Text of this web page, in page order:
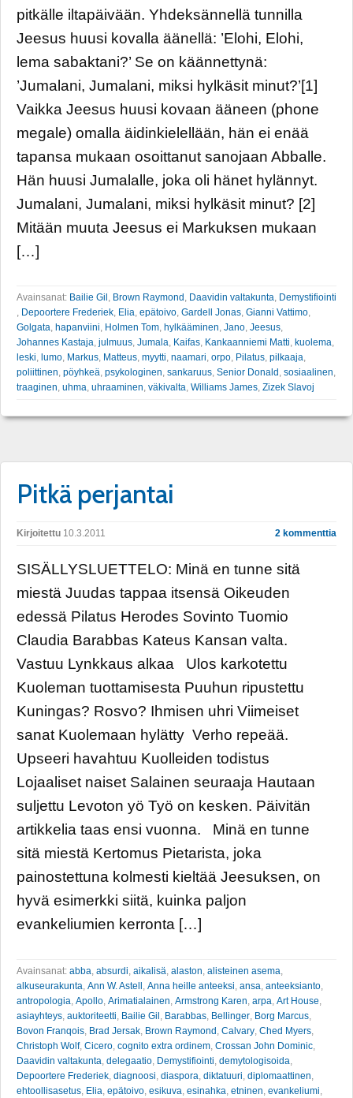
pitkälle iltapäivään. Yhdeksännellä tunnilla
Jeesus huusi kovalla äänellä: ’Elohi, Elohi,
lema sabaktani?’ Se on käännettynä:
’Jumalani, Jumalani, miksi hylkäsit minut?’[1]
Vaikka Jeesus huusi kovaan ääneen (phone
megale) omalla äidinkielellään, hän ei enää
tapansa mukaan osoittanut sanojaan Abballe.
Hän huusi Jumalalle, joka oli hänet hylännyt.
Jumalani, Jumalani, miksi hylkäsit minut? [2]
Mitään muuta Jeesus ei Markuksen mukaan
[…]
Avainsanat: Bailie Gil , Brown Raymond , Daavidin valtakunta, Demystifiointi
, Depoortere Frederiek, Elia, epätoivo, Gardell Jonas, Gianni Vattimo,
Golgata, hapanviini, Holmen Tom, hylkääminen, Jano, Jeesus,
Johannes Kastaja, julmuus, Jumala, Kaifas, Kankaanniemi Matti, kuolema,
leski, lumo, Markus, Matteus, myytti, naamari, orpo, Pilatus, pilkaaja,
poliittinen, pöyhkeä, psykologinen, sankaruus, Senior Donald , sosiaalinen,
traaginen, uhma, uhraaminen, väkivalta, Williams James, Zizek Slavoj
Pitkä perjantai
Kirjoitettu 10.3.2011 2 kommenttia
SISÄLLYSLUETTELO: Minä en tunne sitä
miestä Juudas tappaa itsensä Oikeuden
edessä Pilatus Herodes Sovinto Tuomio
Claudia Barabbas Kateus Kansan valta.
Vastuu Lynkkaus alkaa Ulos karkotettu
Kuoleman tuottamisesta Puuhun ripustettu
Kuningas? Rosvo? Ihmisen uhri Viimeiset
sanat Kuolemaan hylätty Verho repeää.
Upseeri havahtuu Kuolleiden todistus
Lojaaliset naiset Salainen seuraaja Hautaan
suljettu Levoton yö Työ on kesken. Päivitän
artikkelia taas ensi vuonna. Minä en tunne
sitä miestä Kertomus Pietarista, joka
painostettuna kolmesti kieltää Jeesuksen, on
hyvä esimerkki siitä, kuinka paljon
evankeliumien kerronta […]
Avainsanat: abba absurdi aikalisä alaston alisteinen asema
alkuseurakunta Ann W. Astell Anna heille anteeksi ansa anteeksianto
antropologia Apollo Arimatialainen Armstrong Karen arpa Art House
asiayhteys auktoriteetti Bailie Gil Barabbas Bellinger Borg Marcus
Bovon Franqois Brad Jersak Brown Raymond Calvary Ched Myers
Christoph Wolf, Cicero cognito extra ordinem Crossan John Dominic
Daavidin valtakunta delegaatio Demystifiointi demytologisoida
Depoortere Frederiek diagnoosi diaspora diktatuuri diplomaattinen
ehtoollisasetus Elia epätoivo esikuva esinahka etninen evankeliumi